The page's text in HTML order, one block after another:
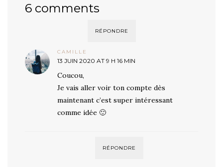
6 comments
RÉPONDRE
CAMILLE
13 JUIN 2020 AT 9 H 16 MIN
Coucou,
Je vais aller voir ton compte dès
maintenant c’est super intéressant
comme idée 🙂
RÉPONDRE